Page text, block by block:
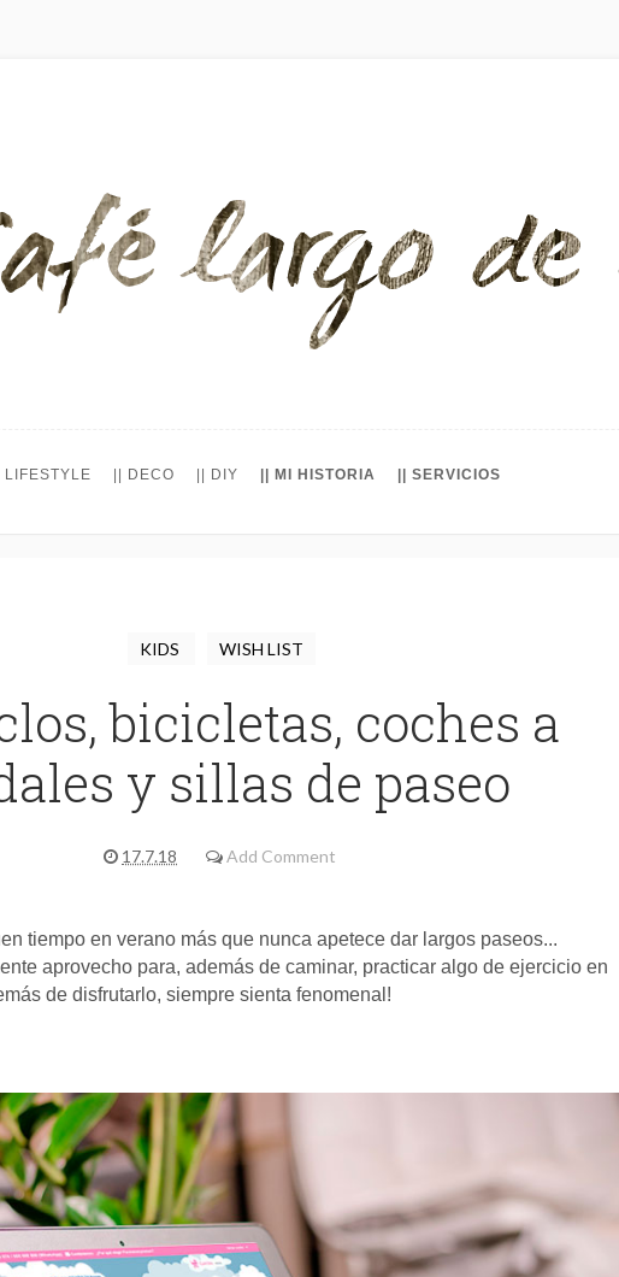
|| LIFESTYLE || DECO || DIY || MI HISTORIA || SERVICIOS
KIDS WISH LIST
bicicletas, coches a
y sillas de paseo
17.7.18 Add Comment
tiempo en verano más que nunca apetece dar largos paseos...
aprovecho para, además de caminar, practicar algo de ejercicio en
de disfrutarlo, siempre sienta fenomenal!